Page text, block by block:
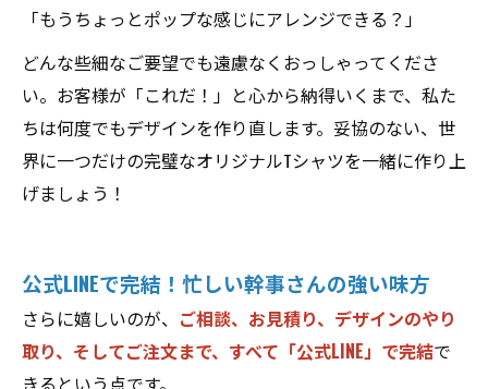
「もうちょっとポップな感じにアレンジできる？」
どんな些細なご要望でも遠慮なくおっしゃってくださ
い。お客様が「これだ！」と心から納得いくまで、私た
ちは何度でもデザインを作り直します。妥協のない、世
界に一つだけの完璧なオリジナルTシャツを一緒に作り上
げましょう！
公式LINEで完結！忙しい幹事さんの強い味方
さらに嬉しいのが、 ご相談、お見積り、デザインのやり
取り、そしてご注文まで、すべて「公式LINE」で完結で
きるという点です。